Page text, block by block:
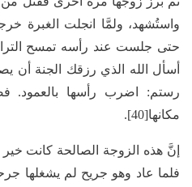
واستُشهد، ولمَّا انجلت الغبرة
حتى جلست عند رأسه تمسح
أسأل الله الذي رزقك الجنة أن
رستم: اضرب رأسها بالعمود.
مكانها[40].
إنَّ هذه الزوجة الصالحة كانت
فلما عاد وهو جريح لم يشغلها